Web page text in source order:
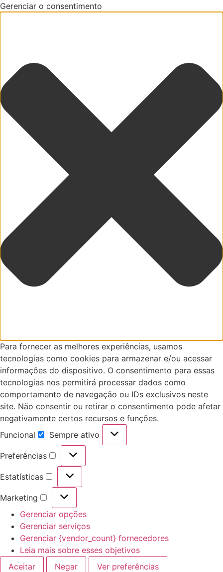
Gerenciar o consentimento
Para fornecer as melhores experiências, usamos
tecnologias como cookies para armazenar e/ou acessar
informações do dispositivo. O consentimento para essas
tecnologias nos permitirá processar dados como
comportamento de navegação ou IDs exclusivos neste
site. Não consentir ou retirar o consentimento pode afetar
negativamente certos recursos e funções.
Funcional
Funcional
Sempre ativo
Preferências
Preferências
Estatísticas
Estatísticas
Marketing
Marketing
Gerenciar opções
Gerenciar serviços
Gerenciar {vendor_count} fornecedores
Leia mais sobre esses objetivos
Aceitar
Negar Ver preferências